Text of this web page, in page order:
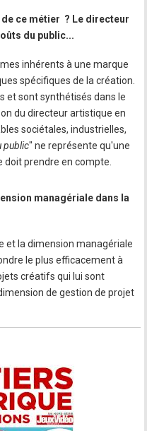
de ce métier ? Le directeur
du public...
inhérents à une marque
spécifiques de la création.
et sont synthétisés dans le
du directeur artistique en
sociétales, industrielles,
public" ne représente qu'une
doit prendre en compte.
managériale dans la
et la dimension managériale
le plus efficacement à
créatifs qui lui sont
de gestion de projet